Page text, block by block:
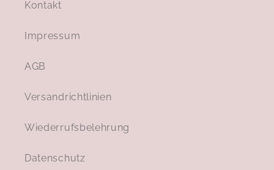
Kontakt
Impressum
AGB
Versandrichtlinien
Wiederrufsbelehrung
Datenschutz